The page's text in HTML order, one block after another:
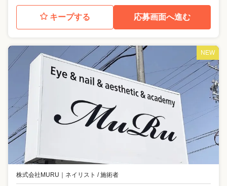
キープする 応募画面へ進む
NEW
株式会社MURU ネイリスト / 施術者